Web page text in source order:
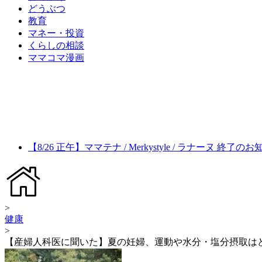
どうぶつ
教育
マネー・投資
くらしの相談
ママコマ漫画
【8/26 正午】ママテナ / Merkystyle / ラナーヌ 終了のお
>
健康
>
【産婦人科医に聞いた】夏の妊婦、運動や水分・塩分摂取は